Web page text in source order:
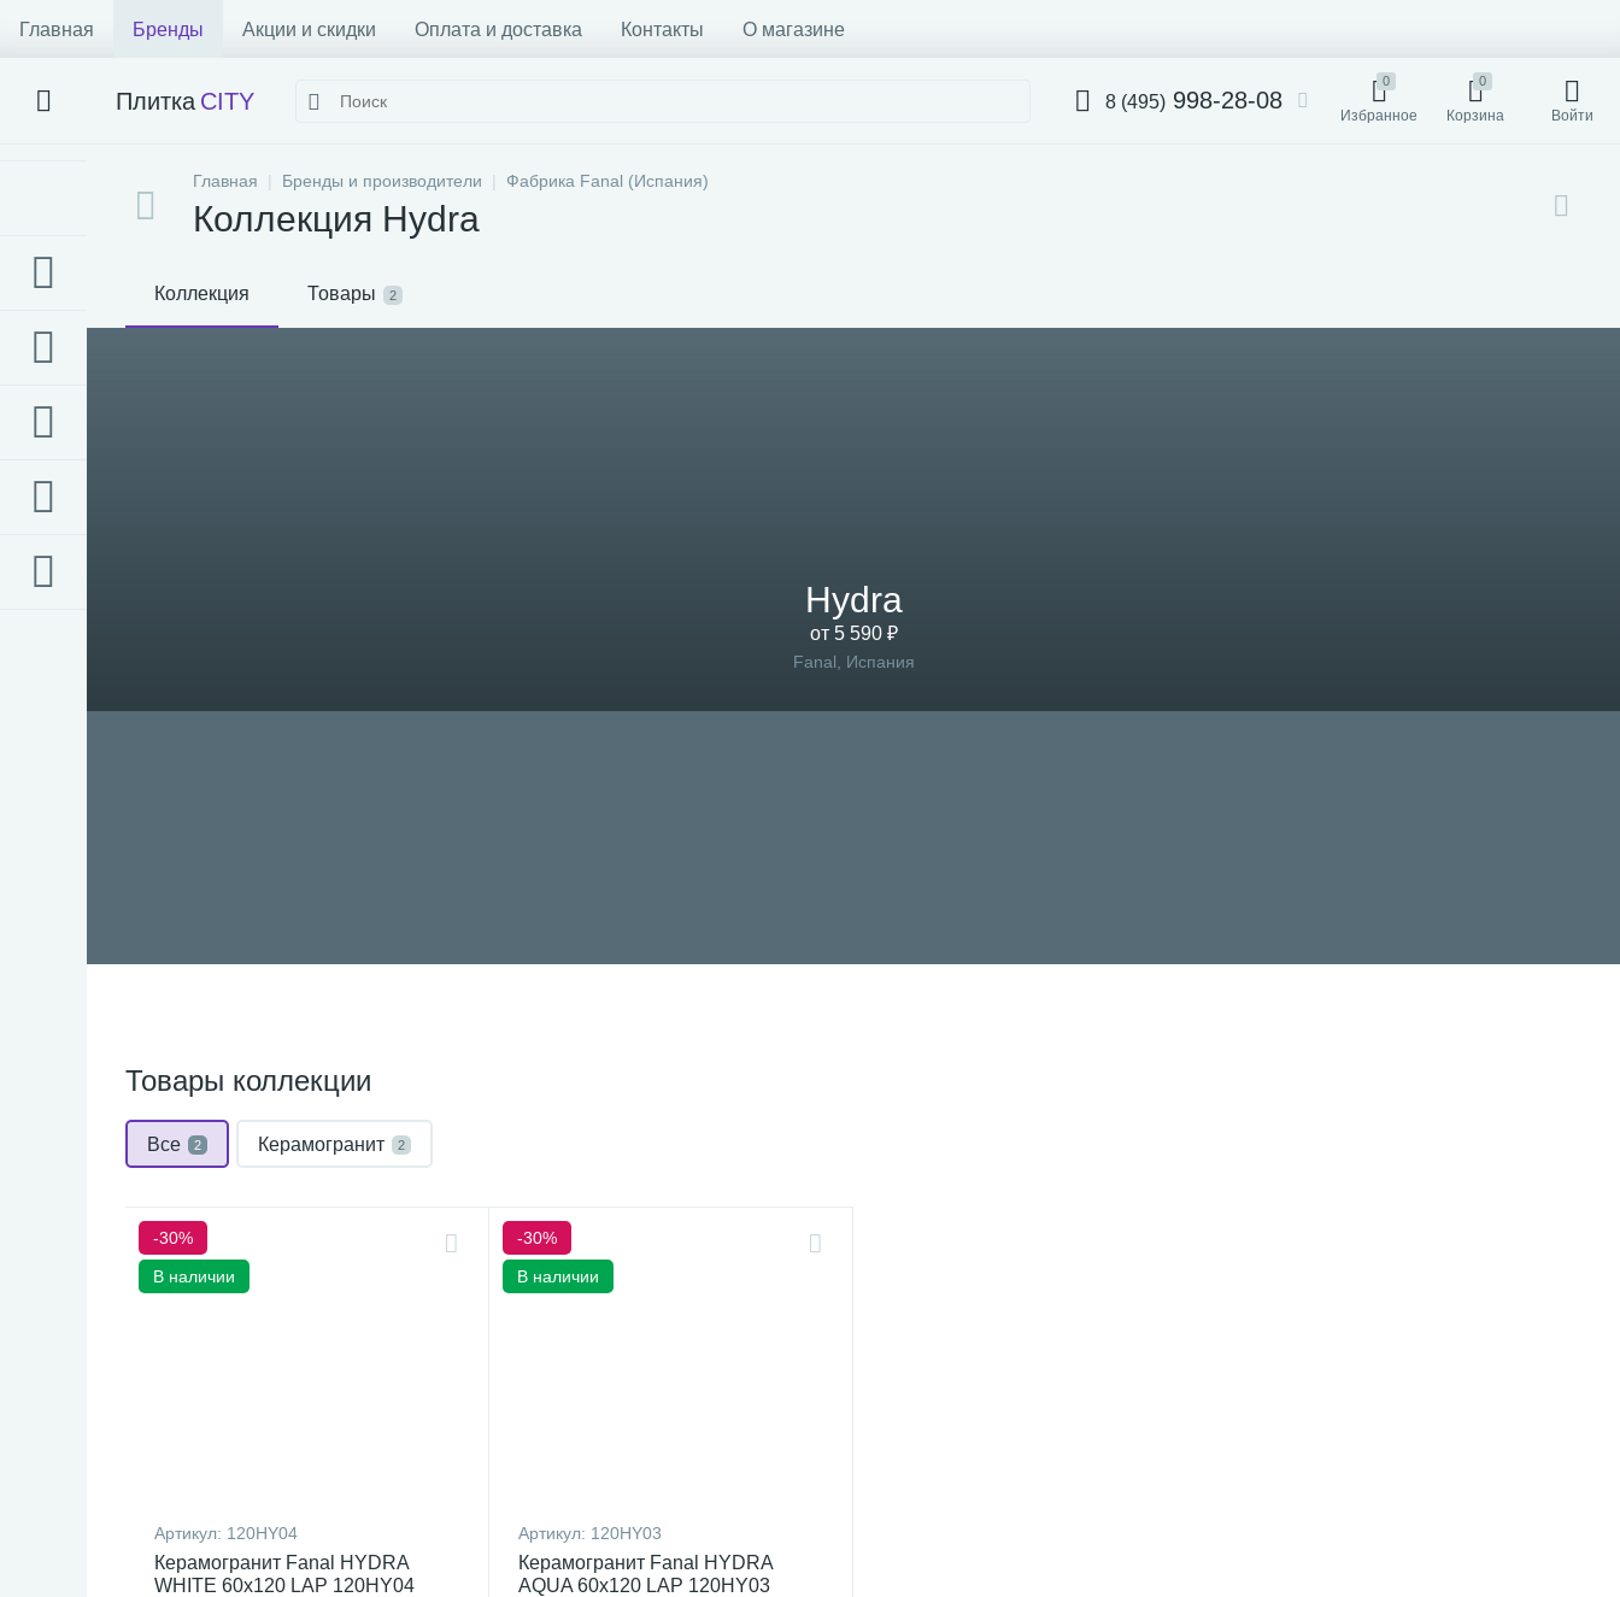
Главная Бренды Акции и скидки Оплата и доставка Контакты О магазине
Плитка CITY 8 (495) 998-28-08
0
Избранное
0
Корзина Войти
Главная Бренды и производители Фабрика Fanal (Испания)
Коллекция Hydra
Коллекция Товары 2
Hydra
от 5 590 ₽
Fanal, Испания
Товары коллекции
Все 2 Керамогранит 2
-30%
В наличии
Артикул: 120HY04
Керамогранит Fanal HYDRA
WHITE 60x120 LAP 120HY04
-30%
В наличии
Артикул: 120HY03
Керамогранит Fanal HYDRA
AQUA 60x120 LAP 120HY03